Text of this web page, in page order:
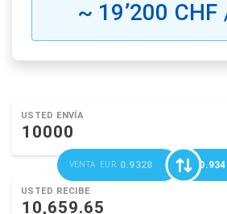
~ 19’200
USTED ENVÍA
VENTA EUR 0.9328
USTED RECIBE